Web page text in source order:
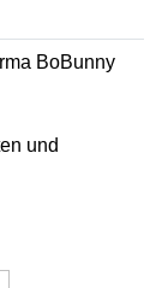
BoBunny
und